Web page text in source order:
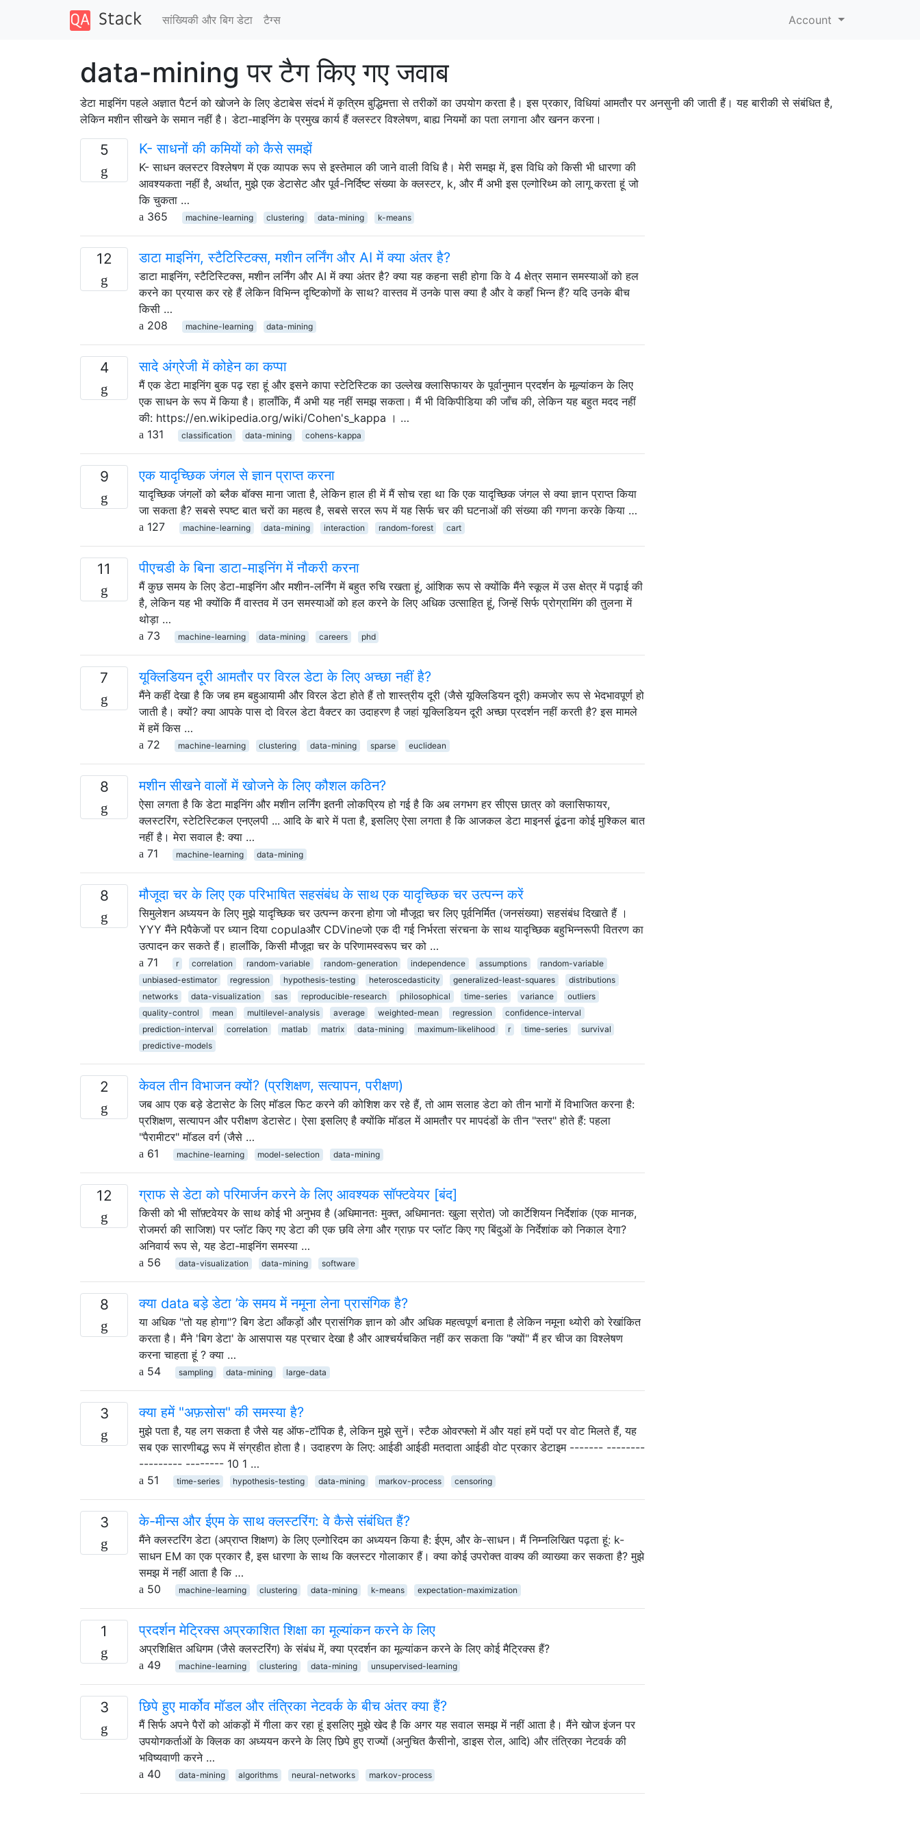
सांख्यिकी और बिग डेटा टैग्‍स Account
data-mining पर टैग किए गए जवाब
डेटा माइनिंग पहले अज्ञात पैटर्न को खोजने के लिए डेटाबेस संदर्भ में कृत्रिम बुद्धिमत्ता से तरीकों का उपयोग करता है। इस प्रकार, विधियां आमतौर पर अनसुनी की जाती हैं। यह बारीकी से संबंधित है,
लेकिन मशीन सीखने के समान नहीं है। डेटा-माइनिंग के प्रमुख कार्य हैं क्लस्टर विश्लेषण, बाह्य नियमों का पता लगाना और खनन करना।
5 K- साधनों की कमियों को कैसे समझें
K- साधन क्लस्टर विश्लेषण में एक व्यापक रूप से इस्तेमाल की जाने वाली विधि है। मेरी समझ में, इस विधि को किसी भी धारणा की
आवश्यकता नहीं है, अर्थात, मुझे एक डेटासेट और पूर्व-निर्दिष्ट संख्या के क्लस्टर, k, और मैं अभी इस एल्गोरिथ्म को लागू करता हूं जो
कि चुकता …
365
machine-learning clustering data-mining k-means
12 डाटा माइनिंग, स्टैटिस्टिक्स, मशीन लर्निंग और AI में क्या अंतर है?
डाटा माइनिंग, स्टैटिस्टिक्स, मशीन लर्निंग और AI में क्या अंतर है? क्या यह कहना सही होगा कि वे 4 क्षेत्र समान समस्याओं को हल
करने का प्रयास कर रहे हैं लेकिन विभिन्न दृष्टिकोणों के साथ? वास्तव में उनके पास क्या है और वे कहाँ भिन्न हैं? यदि उनके बीच
किसी …
208
machine-learning data-mining
4 सादे अंग्रेजी में कोहेन का कप्पा
मैं एक डेटा माइनिंग बुक पढ़ रहा हूं और इसने कापा स्टेटिस्टिक का उल्लेख क्लासिफायर के पूर्वानुमान प्रदर्शन के मूल्यांकन के लिए
एक साधन के रूप में किया है। हालाँकि, मैं अभी यह नहीं समझ सकता। मैं भी विकिपीडिया की जाँच की, लेकिन यह बहुत मदद नहीं
की: https://en.wikipedia.org/wiki/Cohen's_kappa । …
131
classification data-mining cohens-kappa
9 एक यादृच्छिक जंगल से ज्ञान प्राप्त करना
यादृच्छिक जंगलों को ब्लैक बॉक्स माना जाता है, लेकिन हाल ही में मैं सोच रहा था कि एक यादृच्छिक जंगल से क्या ज्ञान प्राप्त किया
जा सकता है? सबसे स्पष्ट बात चरों का महत्व है, सबसे सरल रूप में यह सिर्फ चर की घटनाओं की संख्या की गणना करके किया …
127
machine-learning data-mining interaction random-forest cart
11 पीएचडी के बिना डाटा-माइनिंग में नौकरी करना
मैं कुछ समय के लिए डेटा-माइनिंग और मशीन-लर्निंग में बहुत रुचि रखता हूं, आंशिक रूप से क्योंकि मैंने स्कूल में उस क्षेत्र में पढ़ाई की
है, लेकिन यह भी क्योंकि मैं वास्तव में उन समस्याओं को हल करने के लिए अधिक उत्साहित हूं, जिन्हें सिर्फ प्रोग्रामिंग की तुलना में
थोड़ा …
73
machine-learning data-mining careers phd
7 यूक्लिडियन दूरी आमतौर पर विरल डेटा के लिए अच्छा नहीं है?
मैंने कहीं देखा है कि जब हम बहुआयामी और विरल डेटा होते हैं तो शास्त्रीय दूरी (जैसे यूक्लिडियन दूरी) कमजोर रूप से भेदभावपूर्ण हो
जाती है। क्यों? क्या आपके पास दो विरल डेटा वैक्टर का उदाहरण है जहां यूक्लिडियन दूरी अच्छा प्रदर्शन नहीं करती है? इस मामले
में हमें किस …
72
machine-learning clustering data-mining sparse euclidean
8 मशीन सीखने वालों में खोजने के लिए कौशल कठिन?
ऐसा लगता है कि डेटा माइनिंग और मशीन लर्निंग इतनी लोकप्रिय हो गई है कि अब लगभग हर सीएस छात्र को क्लासिफायर,
क्लस्टरिंग, स्टेटिस्टिकल एनएलपी ... आदि के बारे में पता है, इसलिए ऐसा लगता है कि आजकल डेटा माइनर्स ढूंढना कोई मुश्किल बात
नहीं है। मेरा सवाल है: क्या …
71
machine-learning data-mining
8 मौजूदा चर के लिए एक परिभाषित सहसंबंध के साथ एक यादृच्छिक चर उत्पन्न करें
सिमुलेशन अध्ययन के लिए मुझे यादृच्छिक चर उत्पन्न करना होगा जो मौजूदा चर लिए पूर्वनिर्मित (जनसंख्या) सहसंबंध दिखाते हैं ।
YYY मैंने Rपैकेजों पर ध्यान दिया copulaऔर CDVineजो एक दी गई निर्भरता संरचना के साथ यादृच्छिक बहुभिन्नरूपी वितरण का
उत्पादन कर सकते हैं। हालाँकि, किसी मौजूदा चर के परिणामस्वरूप चर को …
71
r correlation random-variable random-generation independence assumptions
random-variable
unbiased-estimator
regression hypothesis-testing heteroscedasticity generalized-least-squares
distributions
networks
data-visualization sas reproducible-research philosophical time-series variance
outliers
quality-control
mean multilevel-analysis average weighted-mean regression
confidence-interval
prediction-interval
correlation matlab matrix data-mining maximum-likelihood r time-series
survival
predictive-models
2 केवल तीन विभाजन क्यों? (प्रशिक्षण, सत्यापन, परीक्षण)
जब आप एक बड़े डेटासेट के लिए मॉडल फिट करने की कोशिश कर रहे हैं, तो आम सलाह डेटा को तीन भागों में विभाजित करना है:
प्रशिक्षण, सत्यापन और परीक्षण डेटासेट। ऐसा इसलिए है क्योंकि मॉडल में आमतौर पर मापदंडों के तीन "स्तर" होते हैं: पहला
"पैरामीटर" मॉडल वर्ग (जैसे …
61
machine-learning model-selection data-mining
12 ग्राफ से डेटा को परिमार्जन करने के लिए आवश्यक सॉफ्टवेयर [बंद]
किसी को भी सॉफ़्टवेयर के साथ कोई भी अनुभव है (अधिमानतः मुक्त, अधिमानतः खुला स्रोत) जो कार्टेशियन निर्देशांक (एक मानक,
रोजमर्रा की साजिश) पर प्लॉट किए गए डेटा की एक छवि लेगा और ग्राफ़ पर प्लॉट किए गए बिंदुओं के निर्देशांक को निकाल देगा?
अनिवार्य रूप से, यह डेटा-माइनिंग समस्या …
56
data-visualization data-mining software
8 क्या data बड़े डेटा ’के समय में नमूना लेना प्रासंगिक है?
या अधिक "तो यह होगा"? बिग डेटा आँकड़ों और प्रासंगिक ज्ञान को और अधिक महत्वपूर्ण बनाता है लेकिन नमूना थ्योरी को रेखांकित
करता है। मैंने 'बिग डेटा' के आसपास यह प्रचार देखा है और आश्चर्यचकित नहीं कर सकता कि "क्यों" मैं हर चीज का विश्लेषण
करना चाहता हूं ? क्या …
54
sampling data-mining large-data
3 क्या हमें "अफ़सोस" की समस्या है?
मुझे पता है, यह लग सकता है जैसे यह ऑफ-टॉपिक है, लेकिन मुझे सुनें। स्टैक ओवरफ्लो में और यहां हमें पदों पर वोट मिलते हैं, यह
सब एक सारणीबद्ध रूप में संग्रहीत होता है। उदाहरण के लिए: आईडी आईडी मतदाता आईडी वोट प्रकार डेटाइम ------- --------
--------- -------- 10 1 …
51
time-series hypothesis-testing data-mining markov-process censoring
3 के-मीन्स और ईएम के साथ क्लस्टरिंग: वे कैसे संबंधित हैं?
मैंने क्लस्टरिंग डेटा (अप्राप्त शिक्षण) के लिए एल्गोरिदम का अध्ययन किया है: ईएम, और के-साधन। मैं निम्नलिखित पढ़ता हूं: k-
साधन EM का एक प्रकार है, इस धारणा के साथ कि क्लस्टर गोलाकार हैं। क्या कोई उपरोक्त वाक्य की व्याख्या कर सकता है? मुझे
समझ में नहीं आता है कि …
50
machine-learning clustering data-mining k-means expectation-maximization
1 प्रदर्शन मेट्रिक्स अप्रकाशित शिक्षा का मूल्यांकन करने के लिए
अप्रशिक्षित अधिगम (जैसे क्लस्टरिंग) के संबंध में, क्या प्रदर्शन का मूल्यांकन करने के लिए कोई मैट्रिक्स हैं?
49
machine-learning clustering data-mining unsupervised-learning
3 छिपे हुए मार्कोव मॉडल और तंत्रिका नेटवर्क के बीच अंतर क्या हैं?
मैं सिर्फ अपने पैरों को आंकड़ों में गीला कर रहा हूं इसलिए मुझे खेद है कि अगर यह सवाल समझ में नहीं आता है। मैंने खोज इंजन पर
उपयोगकर्ताओं के क्लिक का अध्ययन करने के लिए छिपे हुए राज्यों (अनुचित कैसीनो, डाइस रोल, आदि) और तंत्रिका नेटवर्क की
भविष्यवाणी करने …
40
data-mining algorithms neural-networks markov-process